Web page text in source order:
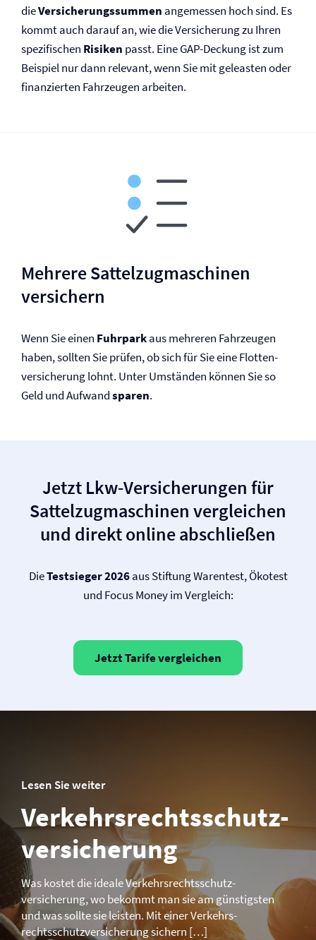
dieVersicherungssummen angemessen hoch sind. Es
kommt auch darauf an, wie die Versicherung zu Ihren
spezifischen Risiken passt. Eine GAP-Deckung ist zum
Beispiel nur dann relevant, wenn Sie mit geleasten oder
finanzierten Fahrzeugen arbeiten.
Mehrere Sattelzugmaschinen
versichern
Wenn Sie einen Fuhrparkaus mehreren Fahrzeugen
haben, sollten Sie prüfen, ob sich für Sie eine Flotten­
versicherung lohnt. Unter Umständen können Sie so
Geld und Aufwandsparen.
Jetzt Lkw-Versicherungen für
Sattelzugmaschinen vergleichen
und direkt online abschließen
DieTestsieger 2026aus Stiftung Warentest, Ökotest
und Focus Money im Vergleich:
Jetzt Tarife vergleichen
Lesen Sie weiter
Verkehrs­­rechtsschutz­­
versicherung
Was kostet die ideale Verkehrs­­rechtsschutz­­
versicherung, wo bekommt man sie am günstigsten
und was sollte sie leisten. Mit einer Verkehrs­­
rechtsschutz­­versicherung sichern […]